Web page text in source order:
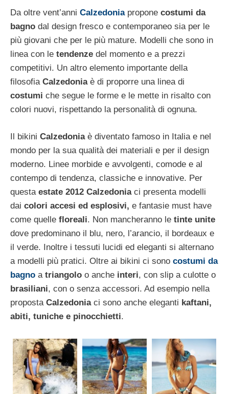
Da oltre vent’anni Calzedoniapropone costumi da
bagno dal design fresco e contemporaneo sia per le
più giovani che per le più mature. Modelli che sono in
linea con le tendenze del momento e a prezzi
competitivi. Un altro elemento importante della
filosofia Calzedoniaè di proporre una linea di
costumi che segue le forme e le mette in risalto con
colori nuovi, rispettando la personalità di ognuna.
Il bikini Calzedoniaè diventato famoso in Italia e nel
mondo per la sua qualità dei materiali e per il design
moderno. Linee morbide e avvolgenti, comode e al
contempo di tendenza, classiche e innovative. Per
questa estate 2012 Calzedoniaci presenta modelli
dai colori accesi ed esplosivi, e fantasie must have
come quelle floreali. Non mancheranno le tinte unite
dove predominano il blu, nero, l’arancio, il bordeaux e
il verde. Inoltre i tessuti lucidi ed eleganti si alternano
a modelli più pratici. Oltre ai bikini ci sono costumi da
bagno a triangolo o anche interi, con slip a culotte o
brasiliani, con o senza accessori. Ad esempio nella
proposta Calzedoniaci sono anche eleganti kaftani,
abiti, tuniche e pinocchietti.